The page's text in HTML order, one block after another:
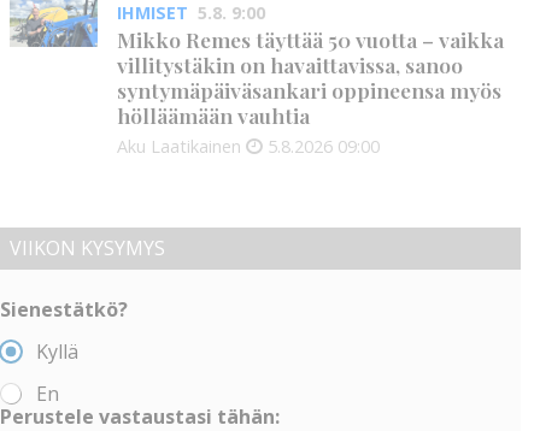
IHMISET 5.8. 9:00
Mikko Remes täyttää 50 vuotta – vaikka
villitystäkin on havaittavissa, sanoo
syntymäpäiväsankari oppineensa myös
hölläämään vauhtia
Aku Laatikainen 5.8.2026 09:00
VIIKON KYSYMYS
Sienestätkö?
Kyllä
En
Perustele vastaustasi tähän: